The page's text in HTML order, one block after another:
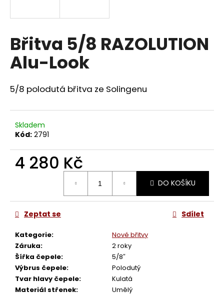
Břitva 5/8 RAZOLUTION
Alu-Look
5/8 polodutá břitva ze Solingenu
Skladem
Kód: 2791
4 280 Kč
DO KOŠÍKU
Kategorie:
Nové břitvy
Záruka:
2 roky
Šířka čepele:
5/8″
Výbrus čepele:
Polodutý
Tvar hlavy čepele:
Kulatá
Materiál střenek:
Umělý
Zeptat se Sdílet
í
t
?
D
o
r
u
u
e
m
e